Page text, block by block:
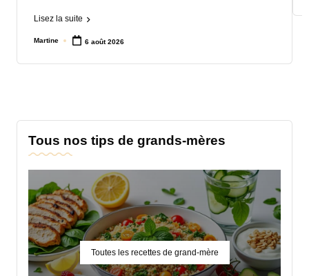
Lisez la suite
Posted
Martine 6 août 2026
Tous nos tips de grands-mères
Toutes les recettes de grand-mère